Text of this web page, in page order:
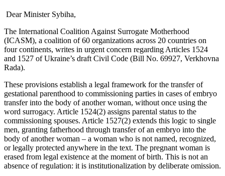
Dear Minister Sybiha,
The International Coalition Against Surrogate Motherhood
(ICASM), a coalition of 60 organizations across 20 countries on
four continents, writes in urgent concern regarding Articles 1524
and 1527 of Ukraine’s draft Civil Code (Bill No. 69927, Verkhovna
Rada).
These provisions establish a legal framework for the transfer of
gestational parenthood to commissioning parties in cases of embryo
transfer into the body of another woman, without once using the
word surrogacy. Article 1524(2) assigns parental status to the
commissioning spouses. Article 1527(2) extends this logic to single
men, granting fatherhood through transfer of an embryo into the
body of another woman – a woman who is not named, recognized,
or legally protected anywhere in the text. The pregnant woman is
erased from legal existence at the moment of birth. This is not an
absence of regulation: it is institutionalization by deliberate omission.